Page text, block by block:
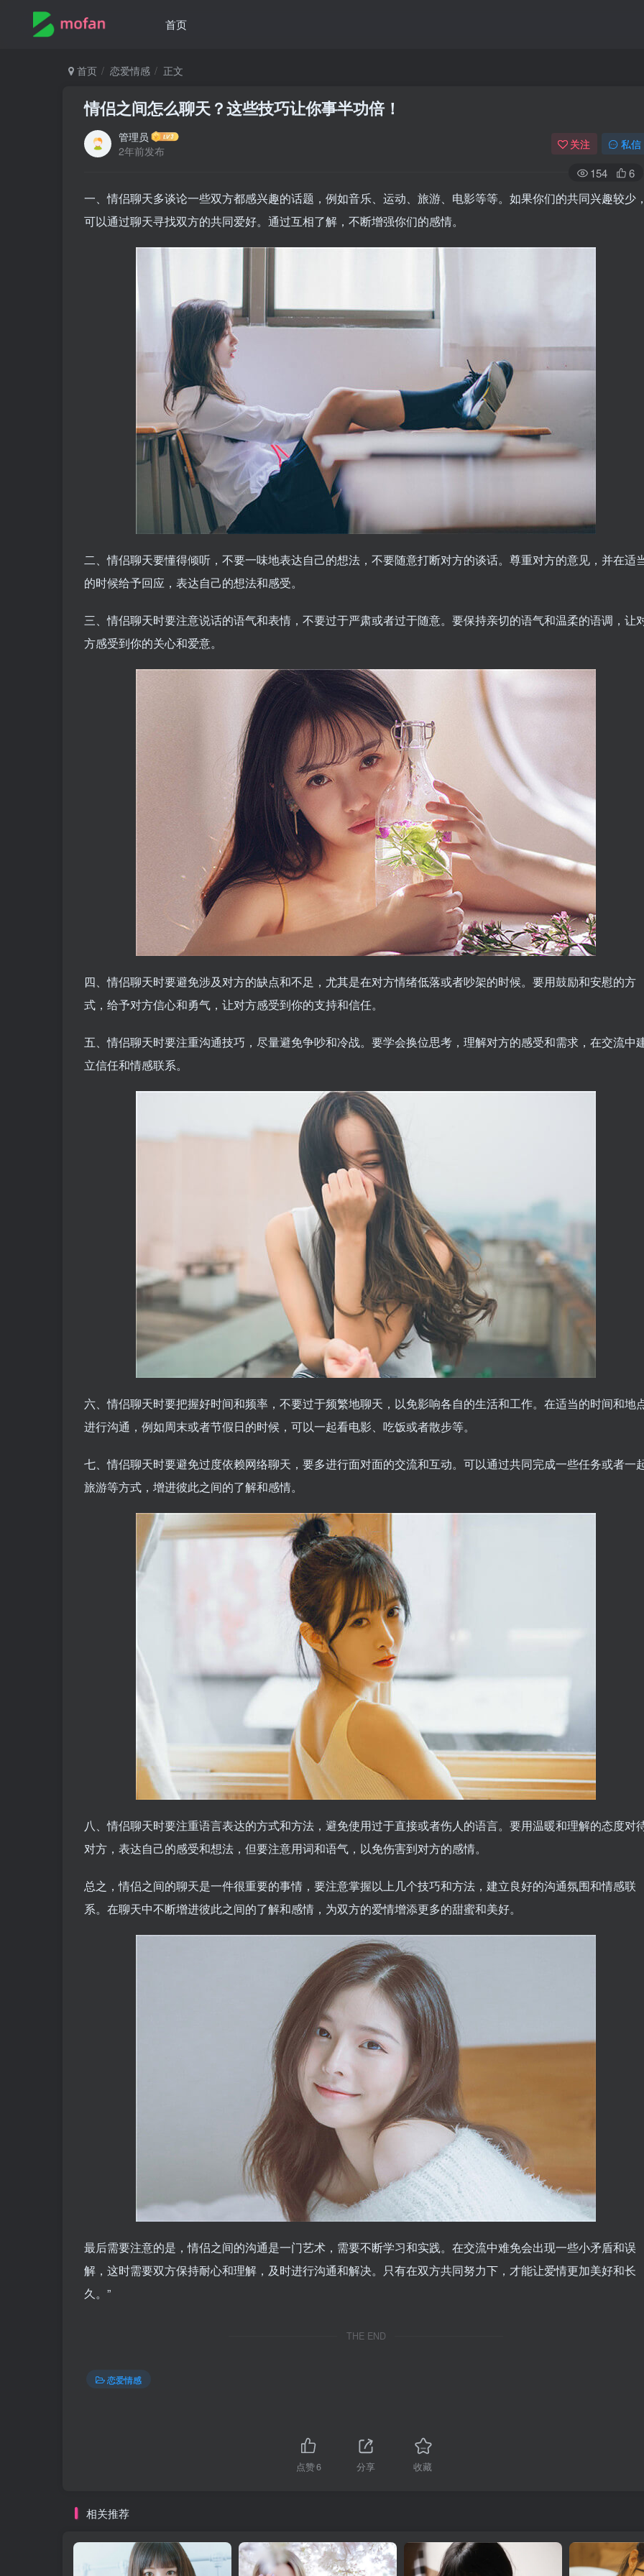
首页
首页 恋爱情感 正文
情侣之间怎么聊天？这些技巧让你事半功倍！
管理员
2年前发布
关注 私信
154 6
一、情侣聊天多谈论一些双方都感兴趣的话题，例如音乐、运动、旅游、电影等等。如果你们的共同兴趣较少
可以通过聊天寻找双方的共同爱好。通过互相了解，不断增强你们的感情。
二、情侣聊天要懂得倾听，不要一味地表达自己的想法，不要随意打断对方的谈话。尊重对方的意见，并在适
的时候给予回应，表达自己的想法和感受。
三、情侣聊天时要注意说话的语气和表情，不要过于严肃或者过于随意。要保持亲切的语气和温柔的语调，让
方感受到你的关心和爱意。
四、情侣聊天时要避免涉及对方的缺点和不足，尤其是在对方情绪低落或者吵架的时候。要用鼓励和安慰的方
式，给予对方信心和勇气，让对方感受到你的支持和信任。
五、情侣聊天时要注重沟通技巧，尽量避免争吵和冷战。要学会换位思考，理解对方的感受和需求，在交流中
立信任和情感联系。
六、情侣聊天时要把握好时间和频率，不要过于频繁地聊天，以免影响各自的生活和工作。在适当的时间和地
进行沟通，例如周末或者节假日的时候，可以一起看电影、吃饭或者散步等。
七、情侣聊天时要避免过度依赖网络聊天，要多进行面对面的交流和互动。可以通过共同完成一些任务或者一
旅游等方式，增进彼此之间的了解和感情。
八、情侣聊天时要注重语言表达的方式和方法，避免使用过于直接或者伤人的语言。要用温暖和理解的态度对
对方，表达自己的感受和想法，但要注意用词和语气，以免伤害到对方的感情。
总之，情侣之间的聊天是一件很重要的事情，要注意掌握以上几个技巧和方法，建立良好的沟通氛围和情感联
系。在聊天中不断增进彼此之间的了解和感情，为双方的爱情增添更多的甜蜜和美好。
最后需要注意的是，情侣之间的沟通是一门艺术，需要不断学习和实践。在交流中难免会出现一些小矛盾和误
解，这时需要双方保持耐心和理解，及时进行沟通和解决。只有在双方共同努力下，才能让爱情更加美好和长
久。”
THE END
恋爱情感
点赞6 分享 收藏
相关推荐